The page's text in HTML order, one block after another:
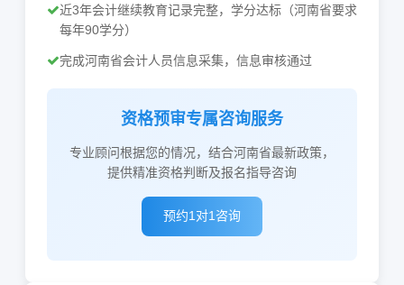
近3年会计继续教育记录完整，学分达标（河南省要求
每年90学分）
完成河南省会计人员信息采集，信息审核通过
资格预审专属咨询服务
专业顾问根据您的情况，结合河南省最新政策，
提供精准资格判断及报名指导咨询
预约1对1咨询